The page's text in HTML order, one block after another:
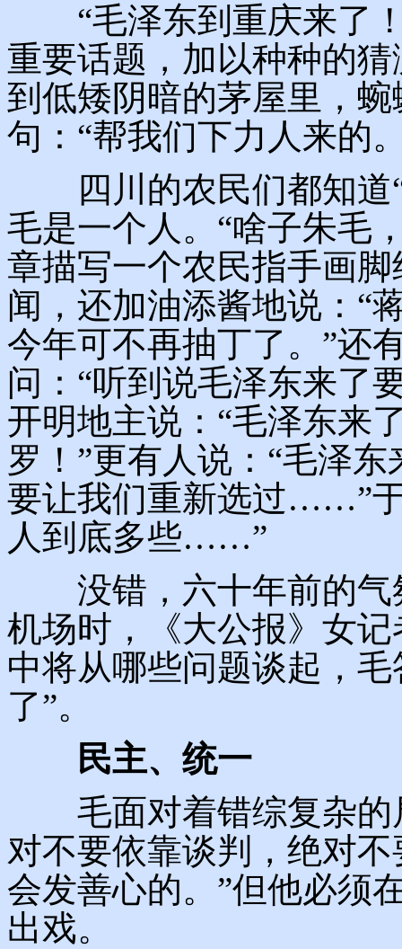
“毛泽东到重庆来了！
重要话题，加以种种的
到低矮阴暗的茅屋里，
句：“帮我们下力人来的
四川的农民们都知道“
毛是一个人。“啥子朱毛
章描写一个农民指手画
闻，还加油添酱地说：“
今年可不再抽丁了。”还
问：“听到说毛泽东来了
开明地主说：“毛泽东来
罗！”更有人说：“毛泽
要让我们重新选过……”
人到底多些……”
没错，六十年前的气
机场时，《大公报》女
中将从哪些问题谈起，
了”。
民主、统一
毛面对着错综复杂的
对不要依靠谈判，绝对
会发善心的。”但他必须
出戏。